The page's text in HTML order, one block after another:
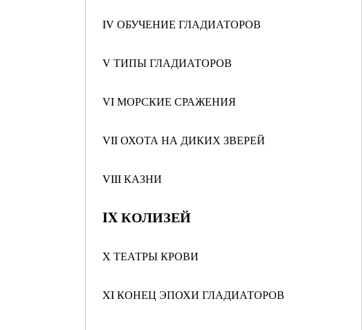
IV ОБУЧЕНИЕ ГЛАДИАТОРОВ
V ТИПЫ ГЛАДИАТОРОВ
VI МОРСКИЕ СРАЖЕНИЯ
VII ОХОТА НА ДИКИХ ЗВЕРЕЙ
VIII КАЗНИ
IX КОЛИЗЕЙ
X ТЕАТРЫ КРОВИ
XI КОНЕЦ ЭПОХИ ГЛАДИАТОРОВ